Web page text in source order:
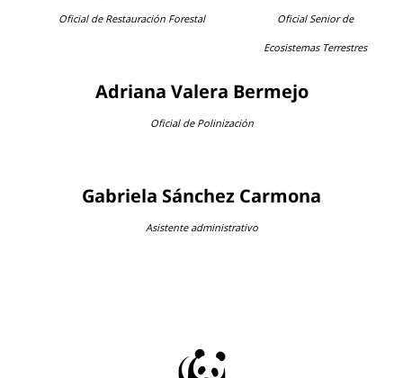
Oficial de Restauración Forestal Oficial Senior de
Ecosistemas Terrestres
Adriana Valera Bermejo
Oficial de Polinización
Gabriela Sánchez Carmona
Asistente administrativo